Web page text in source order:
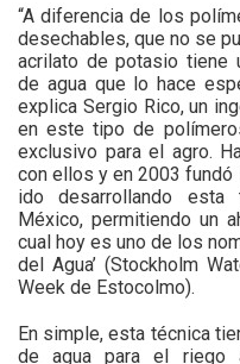
“A diferencia de los
desechables, que no se
acrilato de potasio tiene
de agua que lo hace
explica Sergio Rico, un
en este tipo de
exclusivo para el agro.
con ellos y en 2003 fundó
ido desarrollando esta
México, permitiendo un
cual hoy es uno de los
del Agua’ (Stockholm
Week de Estocolmo).
En simple, esta técnica
de agua para el riego